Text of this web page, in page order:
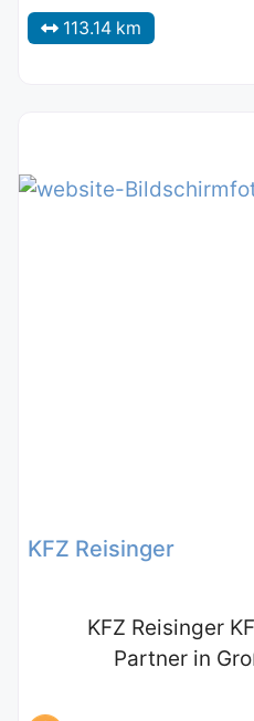
113.14 km
KFZ Reisinger
KFZ Reisinger
Partner in